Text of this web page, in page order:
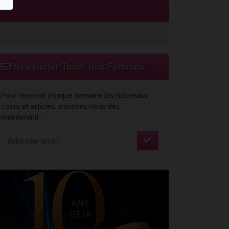
Newsletter Torah-Box Femmes
Pour recevoir chaque semaine les nouveaux
cours et articles, inscrivez-vous dès
maintenant :